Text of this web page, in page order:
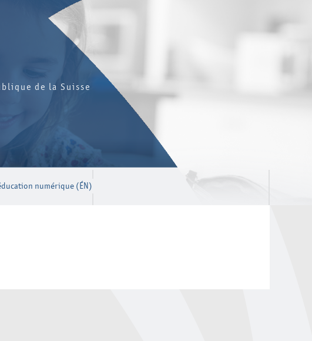
de la Suisse
numérique (ÉN)